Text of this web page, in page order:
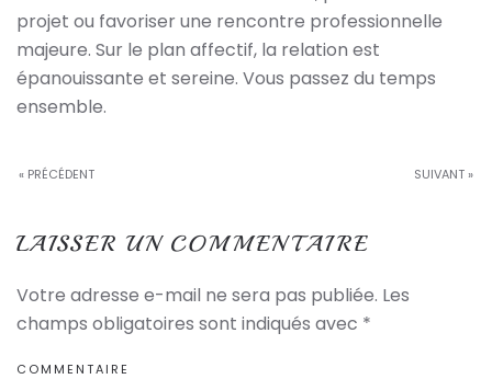
projet ou favoriser une rencontre professionnelle
majeure. Sur le plan affectif, la relation est
épanouissante et sereine. Vous passez du temps
ensemble.
« PRÉCÉDENT SUIVANT »
LAISSER UN COMMENTAIRE
Votre adresse e-mail ne sera pas publiée. Les
champs obligatoires sont indiqués avec *
COMMENTAIRE